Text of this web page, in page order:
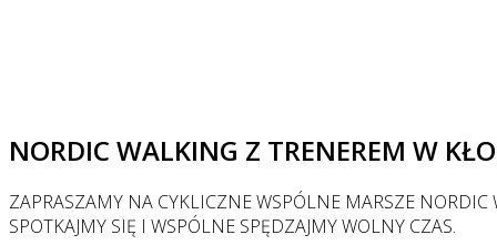
NORDIC WALKING Z TRENEREM W
ZAPRASZAMY NA CYKLICZNE WSPÓLNE MARSZE NORDIC
SPOTKAJMY SIĘ I WSPÓLNE SPĘDZAJMY WOLNY CZAS.